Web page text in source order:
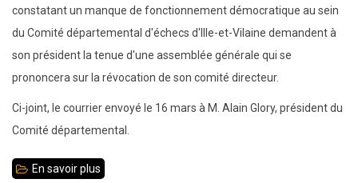
écoles
et
collèges
à
constatant un manque de fonctionnement démocratique au sein
du Comité départemental d'échecs d'Ille-et-Vilaine demandent à
son président la tenue d'une assemblée générale qui se
prononcera sur la révocation de son comité directeur.
Ci-joint, le courrier envoyé le 16 mars à M. Alain Glory, président du
Comité départemental.
En savoir plus